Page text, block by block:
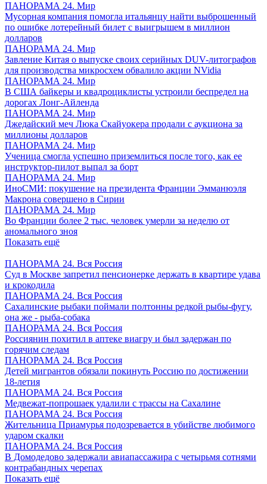
ПАНОРАМА 24. Мир
Мусорная компания помогла итальянцу найти выброшенный
по ошибке лотерейный билет с выигрышем в миллион
долларов
ПАНОРАМА 24. Мир
Завление Китая о выпуске своих серийных DUV-литографов
для производства микросхем обвалило акции NVidia
ПАНОРАМА 24. Мир
В США байкеры и квадроциклисты устроили беспредел на
дорогах Лонг-Айленда
ПАНОРАМА 24. Мир
Джедайский меч Люка Скайуокера продали с аукциона за
миллионы долларов
ПАНОРАМА 24. Мир
Ученица смогла успешно приземлиться после того, как ее
инструктор-пилот выпал за борт
ПАНОРАМА 24. Мир
ИноСМИ: покушение на президента Франции Эмманюэля
Макрона совершено в Сирии
ПАНОРАМА 24. Мир
Во Франции более 2 тыс. человек умерли за неделю от
аномального зноя
Показать ещё
ПАНОРАМА 24. Вся Россия
Суд в Москве запретил пенсионерке держать в квартире удава
и крокодила
ПАНОРАМА 24. Вся Россия
Сахалинские рыбаки поймали полтонны редкой рыбы-фугу,
она же - рыба-собака
ПАНОРАМА 24. Вся Россия
Россиянин похитил в аптеке виагру и был задержан по
горячим следам
ПАНОРАМА 24. Вся Россия
Детей мигрантов обязали покинуть Россию по достижении
18-летия
ПАНОРАМА 24. Вся Россия
Медвежат-попрошаек удалили с трассы на Сахалине
ПАНОРАМА 24. Вся Россия
Жительница Приамурья подозревается в убийстве любимого
ударом скалки
ПАНОРАМА 24. Вся Россия
В Домодедово задержали авиапассажира с четырьмя сотнями
контрабандных черепах
Показать ещё